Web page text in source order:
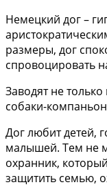
Немецкий дог –
размеры, дог
спровоцировать
Заводят не
собаки-
Дог любит детей,
малышей. Тем не
охранник,
защитить семью,